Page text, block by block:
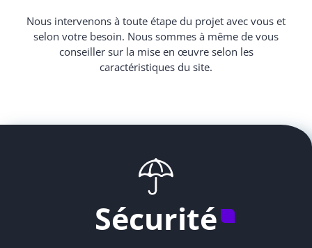
Nous intervenons à toute étape du projet avec vous et
selon votre besoin. Nous sommes à même de vous
conseiller sur la mise en œuvre selon les
caractéristiques du site.
Sécurité